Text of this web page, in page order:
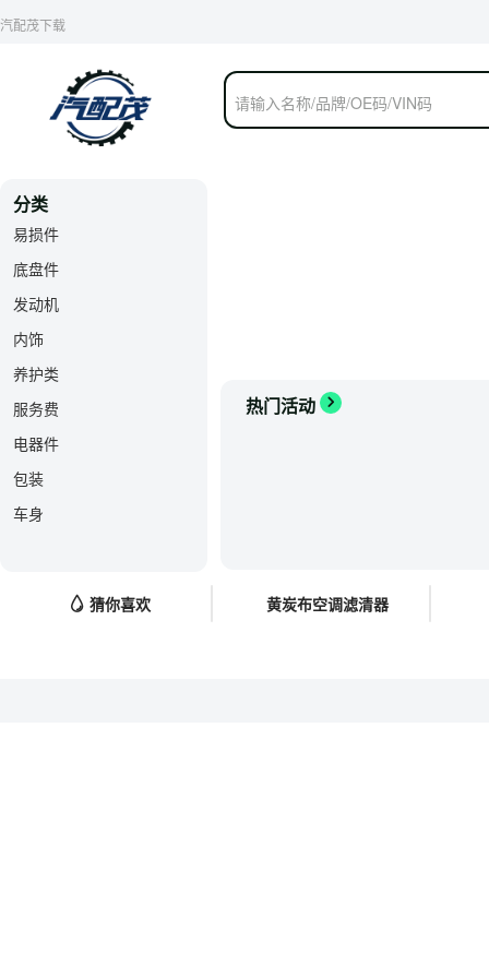
分类
易损件
底盘件
发动机
内饰
养护类
服务费
电器件
包装
车身
热门活动 
 猜你喜欢 黄炭布空调滤清器